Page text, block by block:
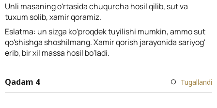
Unli masaning o'rtasida chuqurcha hosil qilib, sut va
tuxum solib, xamir qoramiz.
Eslatma: un sizga ko'proqdek tuyilishi mumkin, ammo sut
qo'shishga shoshilmang. Xamir qorish jarayonida sariyog'
erib, bir xil massa hosil bo'ladi.
Qadam 4 Tugallandi